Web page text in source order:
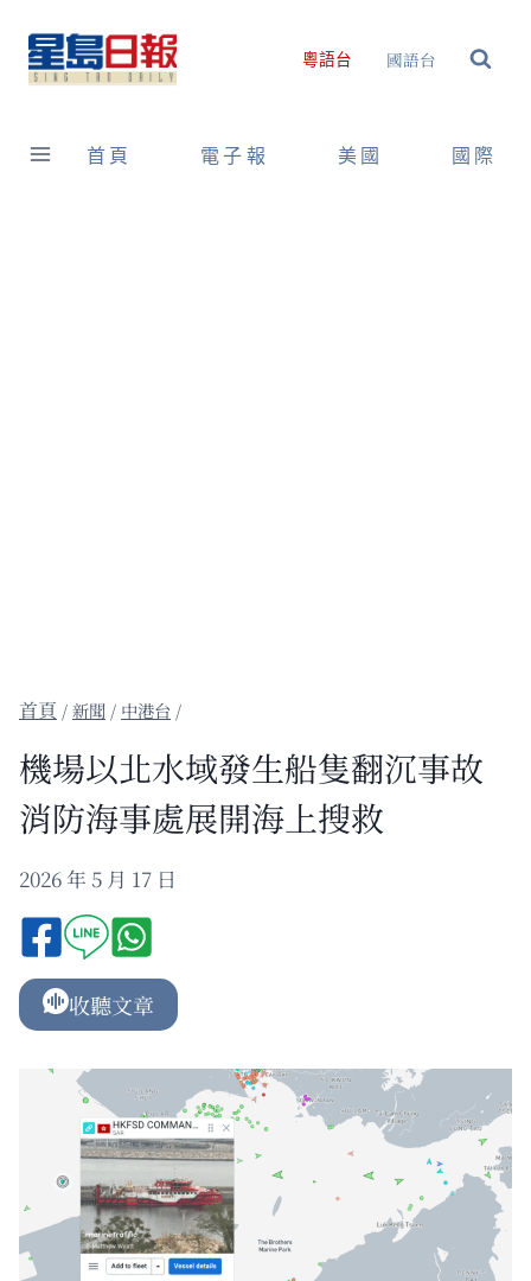
content
粵語台 國語台
首頁 電子報 美國 國際
/新聞 / 中港台 /
機場以北水域發生船隻翻沉事故
消防海事處展開海上搜救
2026 年 5 月 17 日
收聽文章